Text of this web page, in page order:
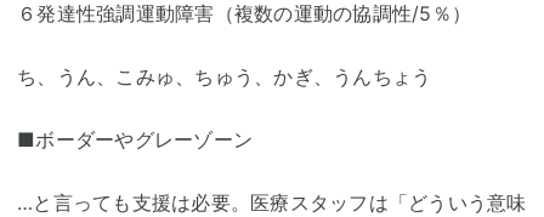
６発達性強調運動障害（複数の運動の協調性/5％）
ち、うん、こみゅ、ちゅう、かぎ、うんちょう
■ボーダーやグレーゾーン
…と言っても支援は必要。医療スタッフは「どういう意味